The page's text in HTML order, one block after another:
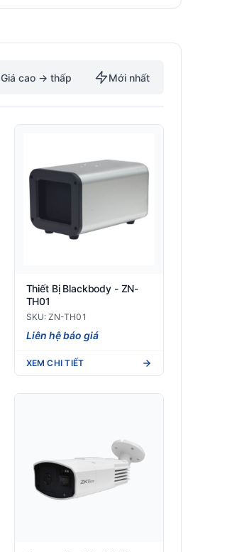
Giá cao → thấp Mới nhất
Thiết Bị Blackbody - ZN-
TH01
SKU: ZN-TH01
Liên hệ báo giá
XEM CHI TIẾT